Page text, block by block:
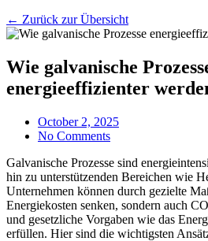
← Zurück zur Übersicht
Wie galvanische
energieeffizienter
October 2, 2025
No Comments
Galvanische Prozesse sind
hin zu unterstützenden Bereichen wie
Unternehmen können durch gezielte
Energiekosten senken, sondern auch
und gesetzliche Vorgaben wie das
erfüllen. Hier sind die wichtigsten